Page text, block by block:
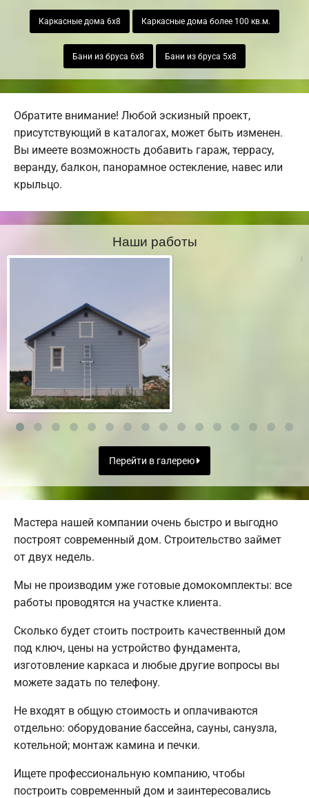
Каркасные дома 6х8 Каркасные дома более 100 кв.м.
Бани из бруса 6х8 Бани из бруса 5х8
Обратите внимание! Любой эскизный проект,
присутствующий в каталогах, может быть изменен.
Вы имеете возможность добавить гараж, террасу,
веранду, балкон, панорамное остекление, навес или
крыльцо.
Наши работы
Перейти в галерею
Мастера нашей компании очень быстро и выгодно
построят современный дом. Строительство займет
от двух недель.
Мы не производим уже готовые домокомплекты: все
работы проводятся на участке клиента.
Сколько будет стоить построить качественный дом
под ключ, цены на устройство фундамента,
изготовление каркаса и любые другие вопросы вы
можете задать по телефону.
Не входят в общую стоимость и оплачиваются
отдельно: оборудование бассейна, сауны, санузла,
котельной; монтаж камина и печки.
Ищете профессиональную компанию, чтобы
построить современный дом и заинтересовались